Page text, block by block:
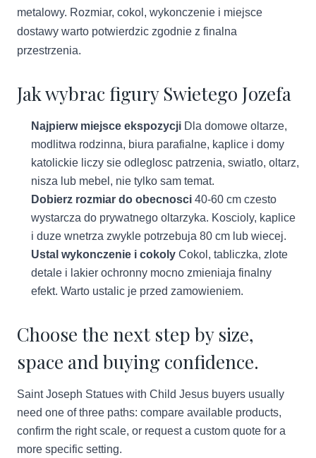
metalowy. Rozmiar, cokol, wykonczenie i miejsce
dostawy warto potwierdzic zgodnie z finalna
przestrzenia.
Jak wybrac figury Swietego Jozefa
Najpierw miejsce ekspozycji Dla domowe oltarze,
modlitwa rodzinna, biura parafialne, kaplice i domy
katolickie liczy sie odleglosc patrzenia, swiatlo, oltarz,
nisza lub mebel, nie tylko sam temat.
Dobierz rozmiar do obecnosci 40-60 cm czesto
wystarcza do prywatnego oltarzyka. Koscioly, kaplice
i duze wnetrza zwykle potrzebuja 80 cm lub wiecej.
Ustal wykonczenie i cokoly Cokol, tabliczka, zlote
detale i lakier ochronny mocno zmieniaja finalny
efekt. Warto ustalic je przed zamowieniem.
Choose the next step by size,
space and buying confidence.
Saint Joseph Statues with Child Jesus buyers usually
need one of three paths: compare available products,
confirm the right scale, or request a custom quote for a
more specific setting.